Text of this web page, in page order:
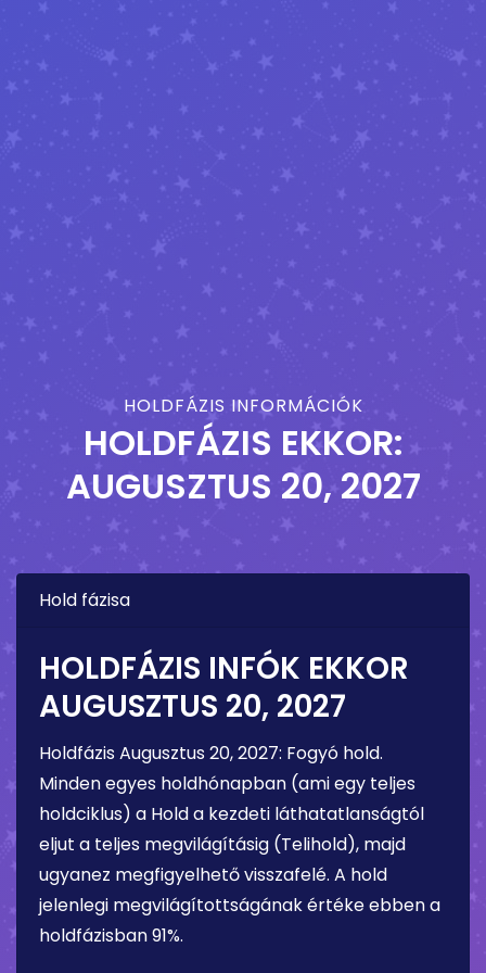
HOLDFÁZIS INFORMÁCIÓK
HOLDFÁZIS EKKOR:
AUGUSZTUS 20, 2027
Hold fázisa
HOLDFÁZIS INFÓK EKKOR
AUGUSZTUS 20, 2027
Holdfázis Augusztus 20, 2027: Fogyó hold.
Minden egyes holdhónapban (ami egy teljes
holdciklus) a Hold a kezdeti láthatatlanságtól
eljut a teljes megvilágításig (Telihold), majd
ugyanez megfigyelhető visszafelé. A hold
jelenlegi megvilágítottságának értéke ebben a
holdfázisban91%.